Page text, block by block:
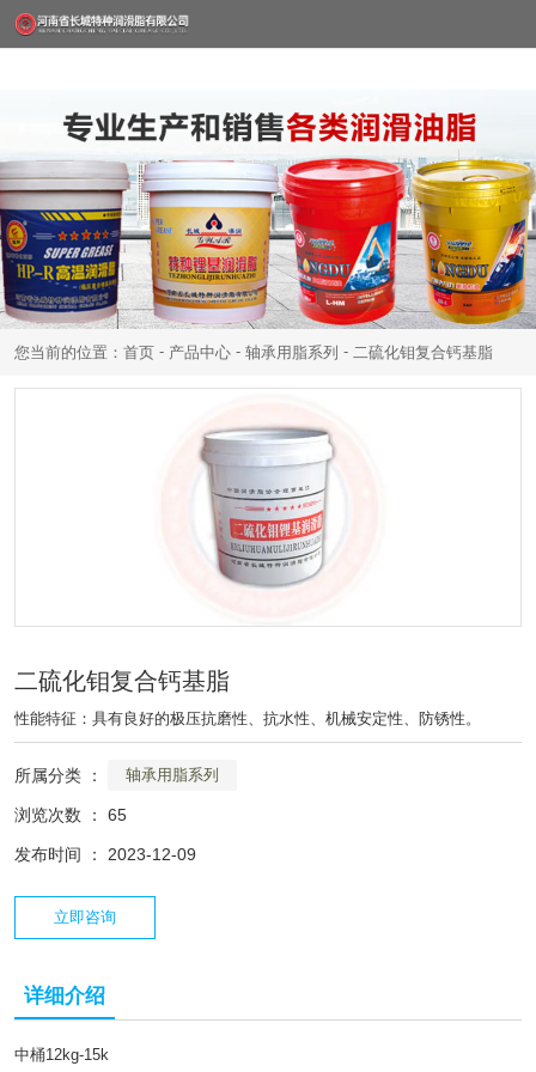
您当前的位置：首页 - 产品中心 - 轴承用脂系列 - 二硫化钼复合钙基脂
二硫化钼复合钙基脂
性能特征：具有良好的极压抗磨性、抗水性、机械安定性、防锈性。
所属分类 ： 轴承用脂系列
浏览次数 ： 65
发布时间 ： 2023-12-09
立即咨询
详细介绍
中桶12kg-15k